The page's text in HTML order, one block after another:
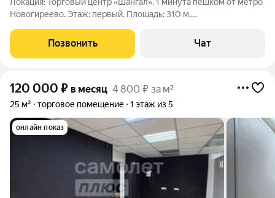
Новогиреево. Этаж: первый. Площадь: 310 м.
(возможен торг при личной встрече) Вход основной внутри
ТЦ, также имеется отдельный вход с
Позвонить Чат
120 000 ₽ в месяц 4 800 ₽ за м²
25 м² торговое помещение 1 этаж из 5
онлайн показ